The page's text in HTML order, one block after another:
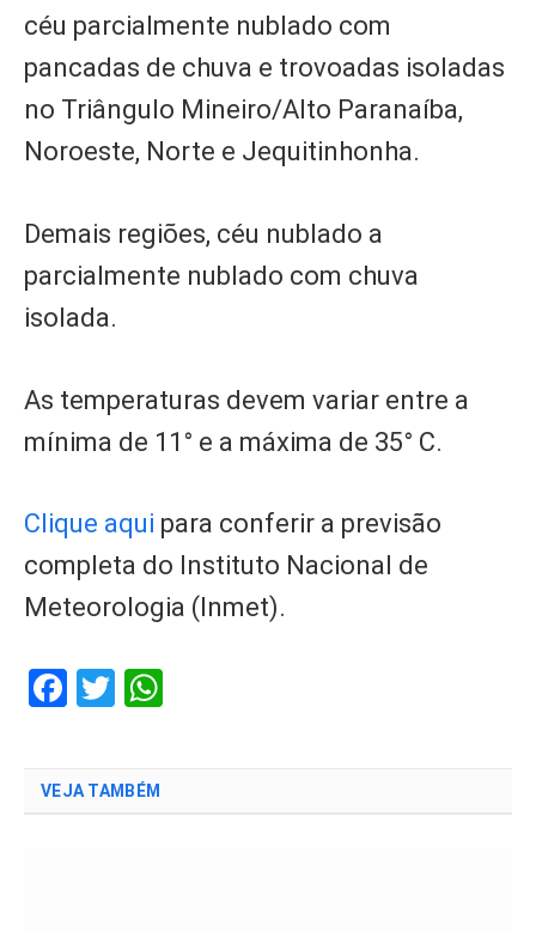
céu parcialmente nublado com
pancadas de chuva e trovoadas isoladas
no Triângulo Mineiro/Alto Paranaíba,
Noroeste, Norte e Jequitinhonha.
Demais regiões, céu nublado a
parcialmente nublado com chuva
isolada.
As temperaturas devem variar entre a
mínima de 11° e a máxima de 35° C.
Clique aqui para conferir a previsão
completa do Instituto Nacional de
Meteorologia (Inmet).
Facebook
Twitter
VEJA TAMBÉM